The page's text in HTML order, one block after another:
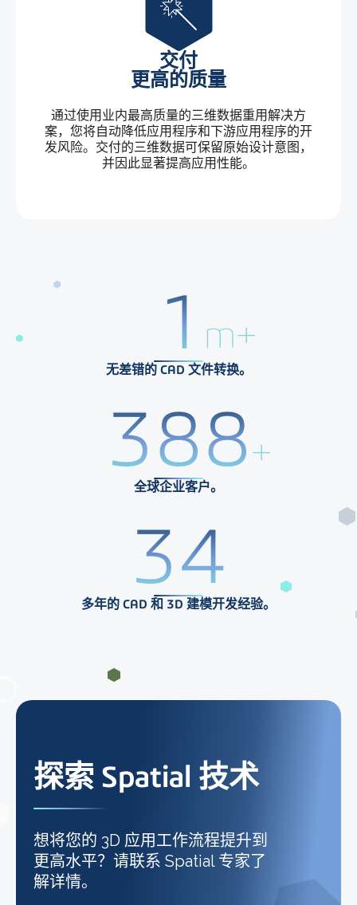
交付
更高的质量
通过使用业内最高质量的三维数据重用解决方
案，您将自动降低应用程序和下游应用程序的开
发风险。交付的三维数据可保留原始设计意图，
并因此显著提高应用性能。
1 m+
无差错的 CAD 文件转换。
400+
全球企业客户。
35
多年的 CAD 和 3D 建模开发经验。
探索 Spatial 技术
想将您的 3D 应用工作流程提升到
更高水平？请联系 Spatial 专家了
解详情。